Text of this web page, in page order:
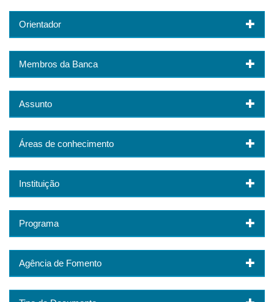
Orientador
Membros da Banca
Assunto
Áreas de conhecimento
Instituição
Programa
Agência de Fomento